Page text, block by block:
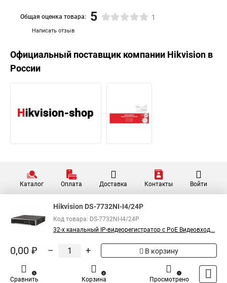
Написать отзыв
Общая оценка товара: 5 1
Официальный поставщик компании Hikvision в
России
Каталог Оплата Доставка Контакты Войти
Hikvision DS-7732NI-I4/24P
Код товара: DS-7732NI-I4/24P
32-х канальный IP-видеорегистратор c PoE Видеовход...
0,00 ₽ – + В корзину
Сравнить
0
Корзина
0
Просмотрено
1